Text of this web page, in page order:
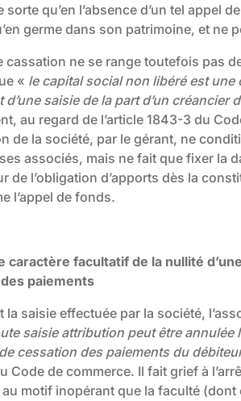
sorte qu’en l’absence d’un tel appel
germe dans son patrimoine, et ne
cassation ne se range toutefois pas
« le capital social non libéré est
d’une saisie de la part d’un créancier
au regard de l’article 1843-3 du
de la société, par le gérant, ne
associés, mais ne fait que fixer la
de l’obligation d’apports dès la
l’appel de fonds.
caractère facultatif de la nullité
paiements
la saisie effectuée par la société,
saisie attribution peut être annulée
cessation des paiements du
Code de commerce. Il fait grief à
motif inopérant que la faculté (dont